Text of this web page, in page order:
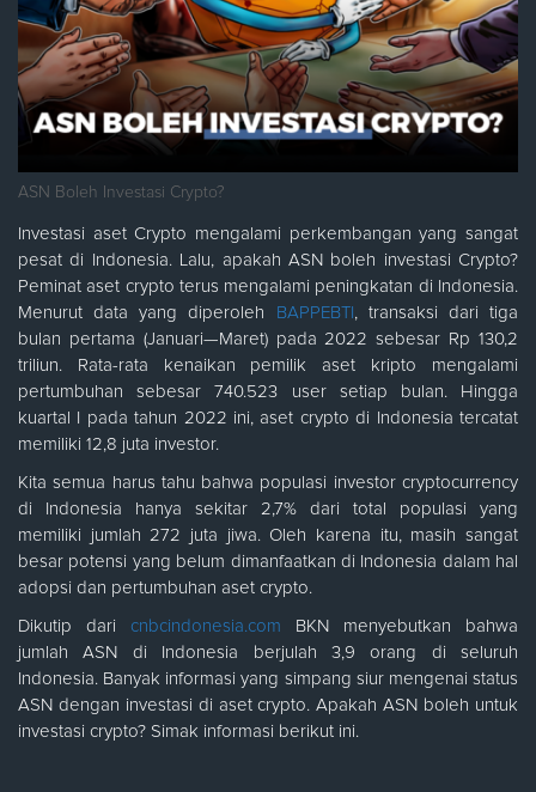
ASN Boleh Investasi Crypto?
Investasi aset Crypto mengalami perkembangan yang sangat
pesat di Indonesia. Lalu, apakah ASN boleh investasi Crypto?
Peminat aset crypto terus mengalami peningkatan di Indonesia.
Menurut data yang diperoleh
BAPPEBTI , transaksi dari tiga
bulan pertama (Januari—Maret) pada 2022 sebesar Rp 130,2
triliun. Rata-rata kenaikan pemilik aset kripto mengalami
pertumbuhan sebesar 740.523 user setiap bulan. Hingga
kuartal I pada tahun 2022 ini, aset crypto di Indonesia tercatat
memiliki 12,8 juta investor.
Kita semua harus tahu bahwa populasi investor cryptocurrency
di Indonesia hanya sekitar 2,7% dari total populasi yang
memiliki jumlah 272 juta jiwa. Oleh karena itu, masih sangat
besar potensi yang belum dimanfaatkan di Indonesia dalam hal
adopsi dan pertumbuhan aset crypto.
Dikutip dari cnbcindonesia.com BKN menyebutkan bahwa
jumlah ASN di Indonesia berjulah 3,9 orang di seluruh
Indonesia. Banyak informasi yang simpang siur mengenai status
ASN dengan investasi di aset crypto. Apakah ASN boleh untuk
investasi crypto? Simak informasi berikut ini.